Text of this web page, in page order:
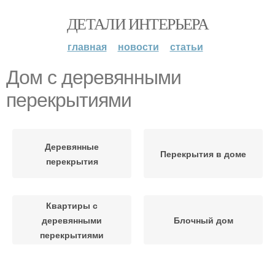
ДЕТАЛИ ИНТЕРЬЕРА
главная новости статьи
Дом с деревянными
перекрытиями
Деревянные
перекрытия
Перекрытия в доме
Квартиры с
деревянными
перекрытиями
Блочный дом